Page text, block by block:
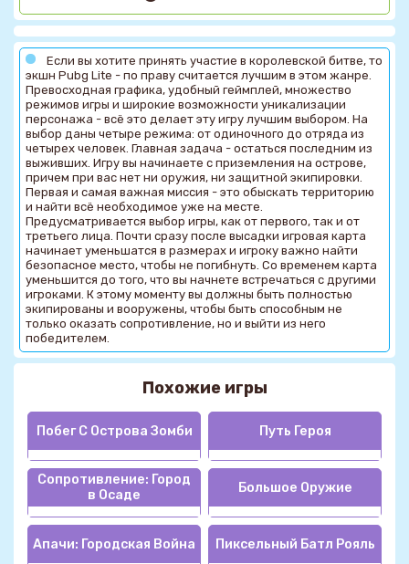
Если вы хотите принять участие в королевской битве, то
экшн Pubg Lite - по праву считается лучшим в этом жанре.
Превосходная графика, удобный геймплей, множество
режимов игры и широкие возможности уникализации
персонажа - всё это делает эту игру лучшим выбором. На
выбор даны четыре режима: от одиночного до отряда из
четырех человек. Главная задача - остаться последним из
выживших. Игру вы начинаете с приземления на острове,
причем при вас нет ни оружия, ни защитной экипировки.
Первая и самая важная миссия - это обыскать территорию
и найти всё необходимое уже на месте.
Предусматривается выбор игры, как от первого, так и от
третьего лица. Почти сразу после высадки игровая карта
начинает уменьшатся в размерах и игроку важно найти
безопасное место, чтобы не погибнуть. Со временем карта
уменьшится до того, что вы начнете встречаться с другими
игроками. К этому моменту вы должны быть полностью
экипированы и вооружены, чтобы быть способным не
только оказать сопротивление, но и выйти из него
победителем.
Похожие игры
Побег С Острова Зомби Путь Героя
Сопротивление: Город
в Осаде
Большое Оружие
Апачи: Городская Война Пиксельный Батл Рояль